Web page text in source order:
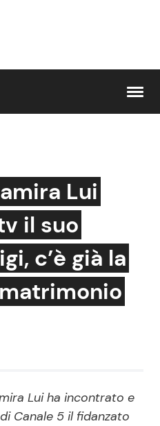
Gossip e TV
Bellezze VIP
Coppie VIP
Reality e Talent
Lui
il suo
c’è già la
Lui ha incontrato e
Canale 5 il fidanzato